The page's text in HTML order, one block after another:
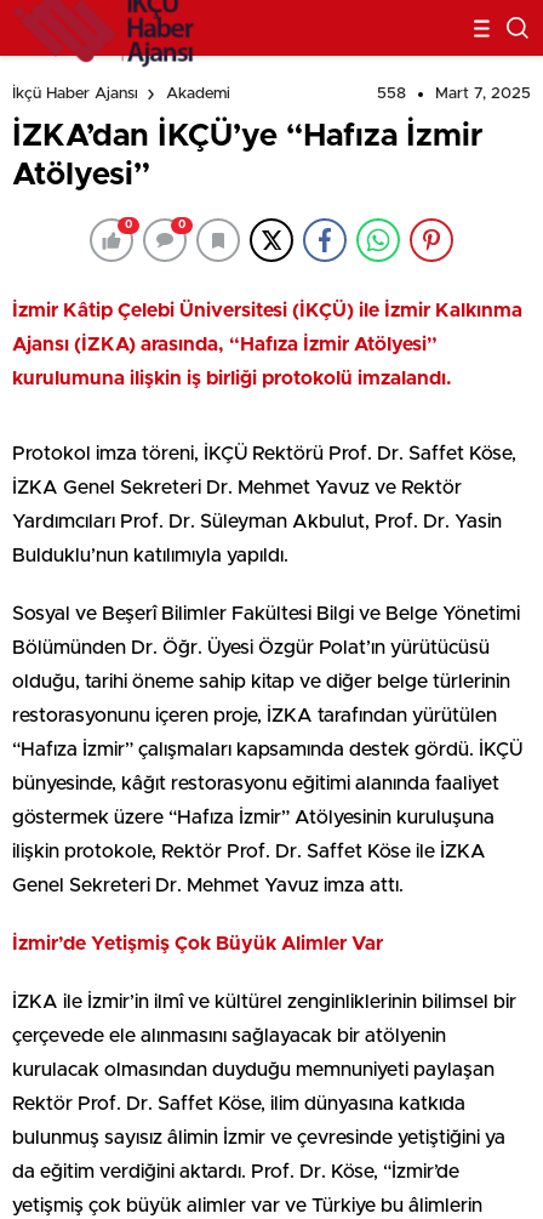
İkçü Haber Ajansı Akademi 558 Mart 7, 2025
İZKA’dan İKÇÜ’ye “Hafıza İzmir
Atölyesi”
0 0
İzmir Kâtip Çelebi Üniversitesi (İKÇÜ) ile İzmir Kalkınma
Ajansı (İZKA) arasında, “Hafıza İzmir Atölyesi”
kurulumuna ilişkin iş birliği protokolü imzalandı.
Protokol imza töreni, İKÇÜ Rektörü Prof. Dr. Saffet Köse,
İZKA Genel Sekreteri Dr. Mehmet Yavuz ve Rektör
Yardımcıları Prof. Dr. Süleyman Akbulut, Prof. Dr. Yasin
Bulduklu’nun katılımıyla yapıldı.
Sosyal ve Beşerî Bilimler Fakültesi Bilgi ve Belge Yönetimi
Bölümünden Dr. Öğr. Üyesi Özgür Polat’ın yürütücüsü
olduğu, tarihi öneme sahip kitap ve diğer belge türlerinin
restorasyonunu içeren proje, İZKA tarafından yürütülen
“Hafıza İzmir” çalışmaları kapsamında destek gördü. İKÇÜ
bünyesinde, kâğıt restorasyonu eğitimi alanında faaliyet
göstermek üzere “Hafıza İzmir” Atölyesinin kuruluşuna
ilişkin protokole, Rektör Prof. Dr. Saffet Köse ile İZKA
Genel Sekreteri Dr. Mehmet Yavuz imza attı.
İzmir’de Yetişmiş Çok Büyük Alimler Var
İZKA ile İzmir’in ilmî ve kültürel zenginliklerinin bilimsel bir
çerçevede ele alınmasını sağlayacak bir atölyenin
kurulacak olmasından duyduğu memnuniyeti paylaşan
Rektör Prof. Dr. Saffet Köse, ilim dünyasına katkıda
bulunmuş sayısız âlimin İzmir ve çevresinde yetiştiğini ya
da eğitim verdiğini aktardı. Prof. Dr. Köse, “İzmir’de
yetişmiş çok büyük alimler var ve Türkiye bu âlimlerin